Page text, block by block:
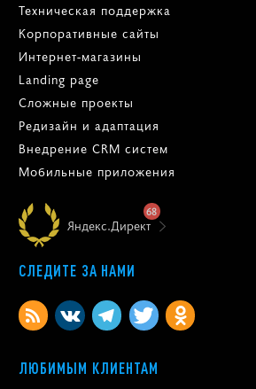
Техническая поддержка
Корпоративные сайты
Интернет-магазины
Landing page
Сложные проекты
Редизайн и адаптация
Внедрение CRM систем
Мобильные приложения
Яндекс.Директ
68
СЛЕДИТЕ ЗА НАМИ
ЛЮБИМЫМ КЛИЕНТАМ